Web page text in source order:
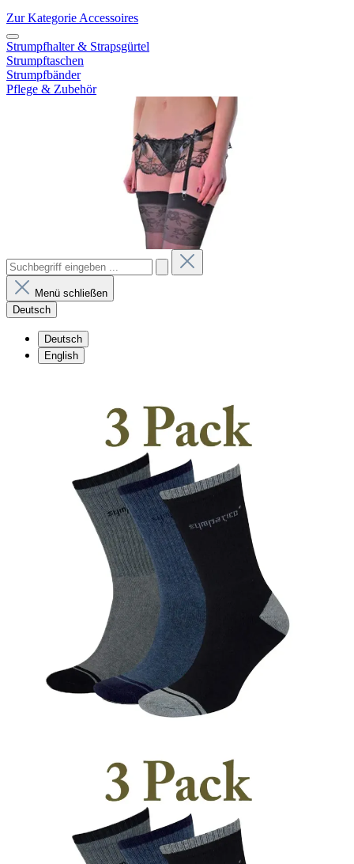
Zur Kategorie Accessoires
Strumpfhalter & Strapsgürtel
Strumpftaschen
Strumpfbänder
Pflege & Zubehör
Menü schließen
Deutsch
Deutsch
English